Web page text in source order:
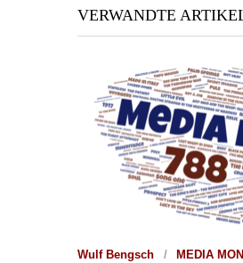
VERWANDTE
Wulf Bengsch MEDIA